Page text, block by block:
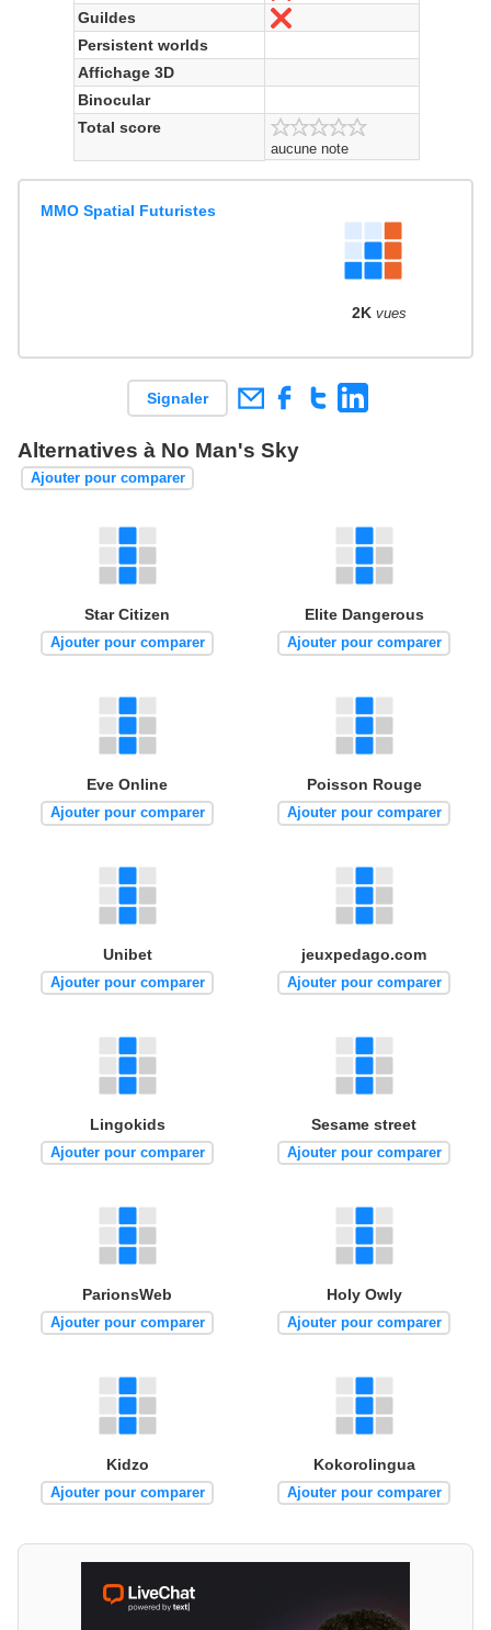
Guildes
Persistent worlds
Affichage 3D
Binocular
Total score
aucune note
MMO Spatial Futuristes
2K vues
Signaler
Alternatives à No Man's Sky
Ajouter pour comparer
Star Citizen
Ajouter pour comparer
Elite Dangerous
Ajouter pour comparer
Eve Online
Ajouter pour comparer
Poisson Rouge
Ajouter pour comparer
Unibet
Ajouter pour comparer
jeuxpedago.com
Ajouter pour comparer
Lingokids
Ajouter pour comparer
Sesame street
Ajouter pour comparer
ParionsWeb
Ajouter pour comparer
Holy Owly
Ajouter pour comparer
Kidzo
Ajouter pour comparer
Kokorolingua
Ajouter pour comparer